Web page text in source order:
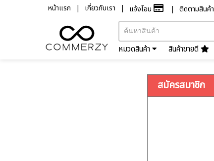
หน้าแรก เกี่ยวกับเรา แจ้งโอน ติดตามสินค้า
หมวดสินค้า สินค้าขายดี
สมัครสมาชิก